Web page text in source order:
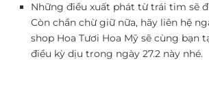
Những điều xuất phát từ trái tim sẽ
Còn chần chừ giữ nữa, hãy liên hệ
shop Hoa Tươi Hoa Mỹ sẽ cùng bạn
điều kỳ dịu trong ngày 27.2 này nhé.